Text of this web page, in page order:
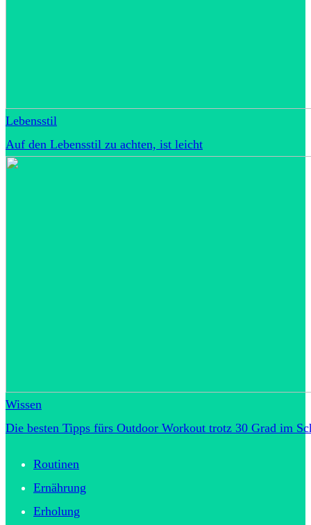
Lebensstil
Auf den Lebensstil zu achten, ist leicht
Wissen
Die besten Tipps fürs Outdoor Workout trotz 30 Grad im
Routinen
Ernährung
Erholung